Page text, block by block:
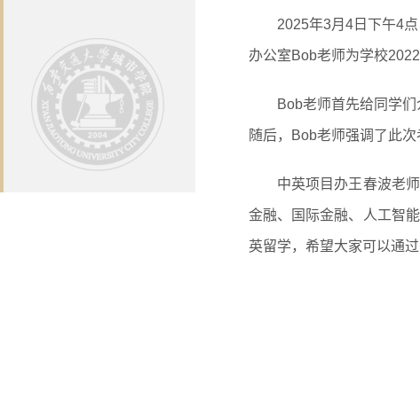
2025年3月4日下午4
办公室Bob老师为学校
Bob老师首先给同学
随后，Bob老师强调了此
中英项目办王春波老
金融、国际金融、人工智
英留学，希望大家可以通